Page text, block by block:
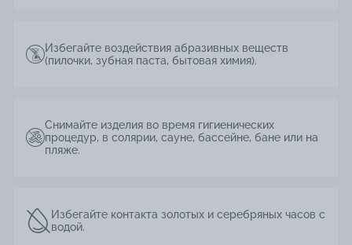
Избегайте воздействия абразивных веществ
(пилочки, зубная паста, бытовая химия).
Снимайте изделия во время гигиенических
процедур, в солярии, сауне, бассейне, бане или на
пляже.
Избегайте контакта золотых и серебряных часов с
водой.